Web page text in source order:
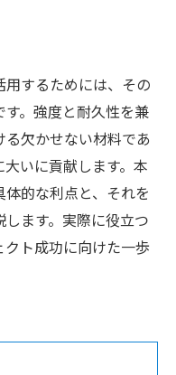
するためには、その
。強度と耐久性を兼
欠かせない材料であ
いに貢献します。本
的な利点と、それを
ます。実際に役立つ
ト成功に向けた一歩